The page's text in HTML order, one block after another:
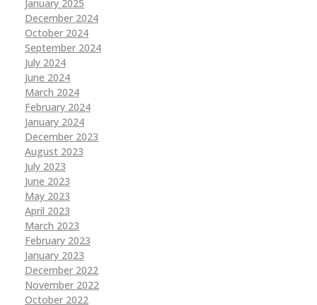
January 2025
December 2024
October 2024
September 2024
July 2024
June 2024
March 2024
February 2024
January 2024
December 2023
August 2023
July 2023
June 2023
May 2023
April 2023
March 2023
February 2023
January 2023
December 2022
November 2022
October 2022